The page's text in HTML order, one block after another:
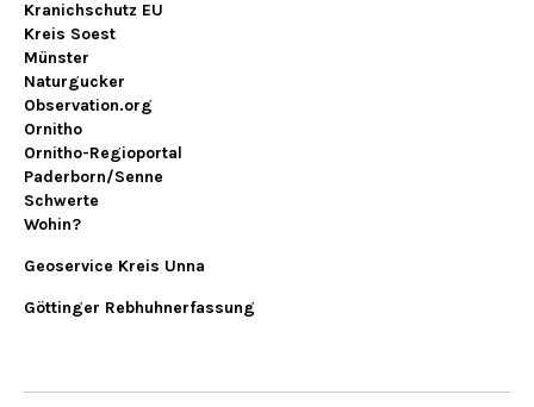
Kranichschutz EU
Kreis Soest
Münster
Naturgucker
Observation.org
Ornitho
Ornitho-Regioportal
Paderborn/Senne
Schwerte
Wohin?
Geoservice Kreis Unna
Göttinger Rebhuhnerfassung